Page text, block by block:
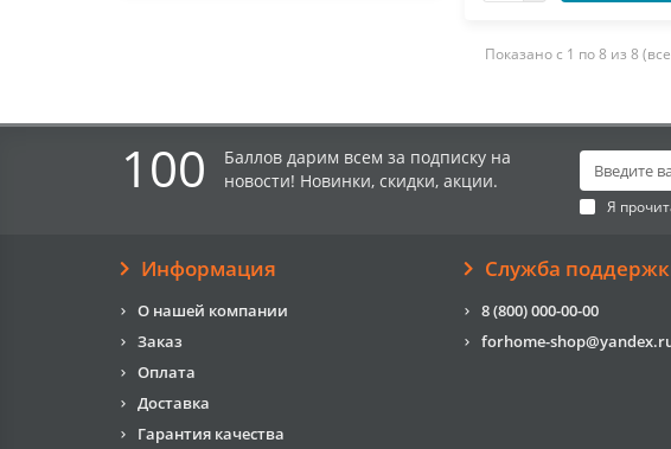
Показано с 1 по 8 из 8
100
Баллов дарим всем за подписку на
новости! Новинки, скидки, акции.
Я
Информация
О нашей компании
Заказ
Оплата
Доставка
Гарантия качества
Служба
8 (800) 000-00-00
forhome-